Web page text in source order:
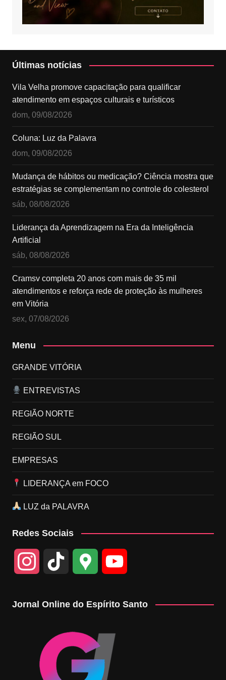
Últimas notícias
Vila Velha promove capacitação para qualificar
atendimento em espaços culturais e turísticos
dom, 09/08/2026
Coluna: Luz da Palavra
dom, 09/08/2026
Mudança de hábitos ou medicação? Ciência mostra que
estratégias se complementam no controle do colesterol
sáb, 08/08/2026
Liderança da Aprendizagem na Era da Inteligência
Artificial
sáb, 08/08/2026
Cramsv completa 20 anos com mais de 35 mil
atendimentos e reforça rede de proteção às mulheres
em Vitória
sex, 07/08/2026
Menu
GRANDE VITÓRIA
ENTREVISTAS
REGIÃO NORTE
REGIÃO SUL
EMPRESAS
LIDERANÇA em FOCO
LUZ da PALAVRA
Redes Sociais
a o
o
g
l
Jornal Online do Espírito Santo